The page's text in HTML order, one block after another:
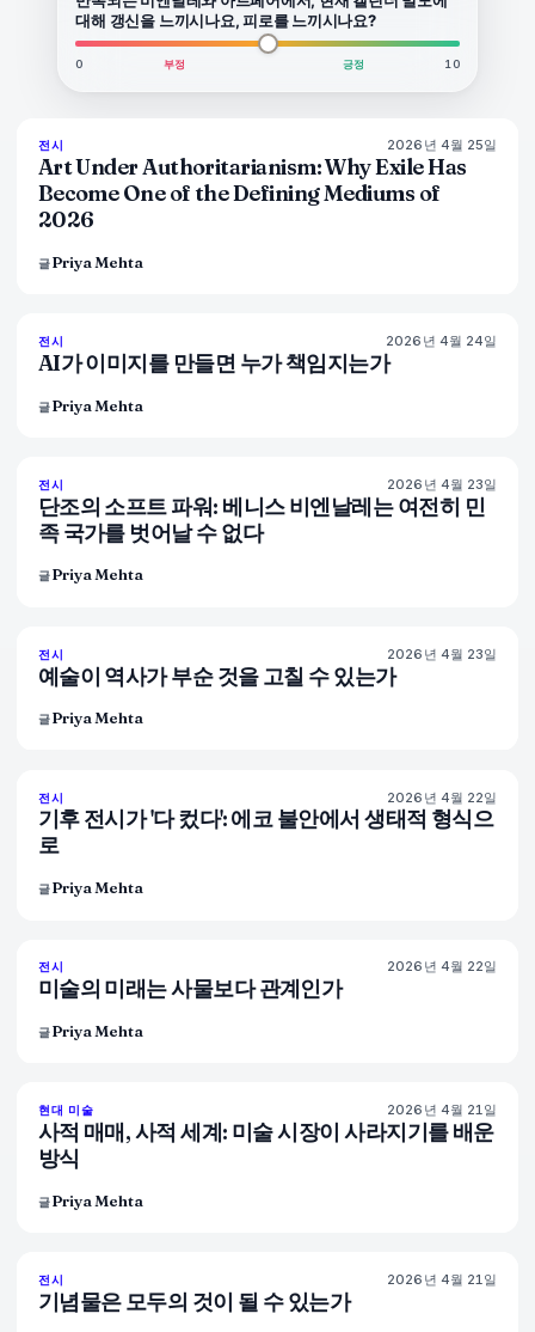
대해 갱신을 느끼시나요, 피로를 느끼시나요?
0 부정 긍정 10
77% 64
전시 2026년 4월 25일
Art Under Authoritarianism: Why Exile Has
Become One of the Defining Mediums of
2026
글Priya Mehta
76% 69
전시 2026년 4월 24일
AI가 이미지를 만들면 누가 책임지는가
글Priya Mehta
78% 88
전시 2026년 4월 23일
단조의 소프트 파워: 베니스 비엔날레는 여전히 민
족 국가를 벗어날 수 없다
글Priya Mehta
79% 56
전시 2026년 4월 23일
예술이 역사가 부순 것을 고칠 수 있는가
글Priya Mehta
74% 44
전시 2026년 4월 22일
기후 전시가 '다 컸다': 에코 불안에서 생태적 형식으
로
글Priya Mehta
80% 117
전시 2026년 4월 22일
미술의 미래는 사물보다 관계인가
글Priya Mehta
72 % 52
현대 미술 2026년 4월 21일
사적 매매, 사적 세계: 미술 시장이 사라지기를 배운
방식
글Priya Mehta
77% 45
전시 2026년 4월 21일
기념물은 모두의 것이 될 수 있는가